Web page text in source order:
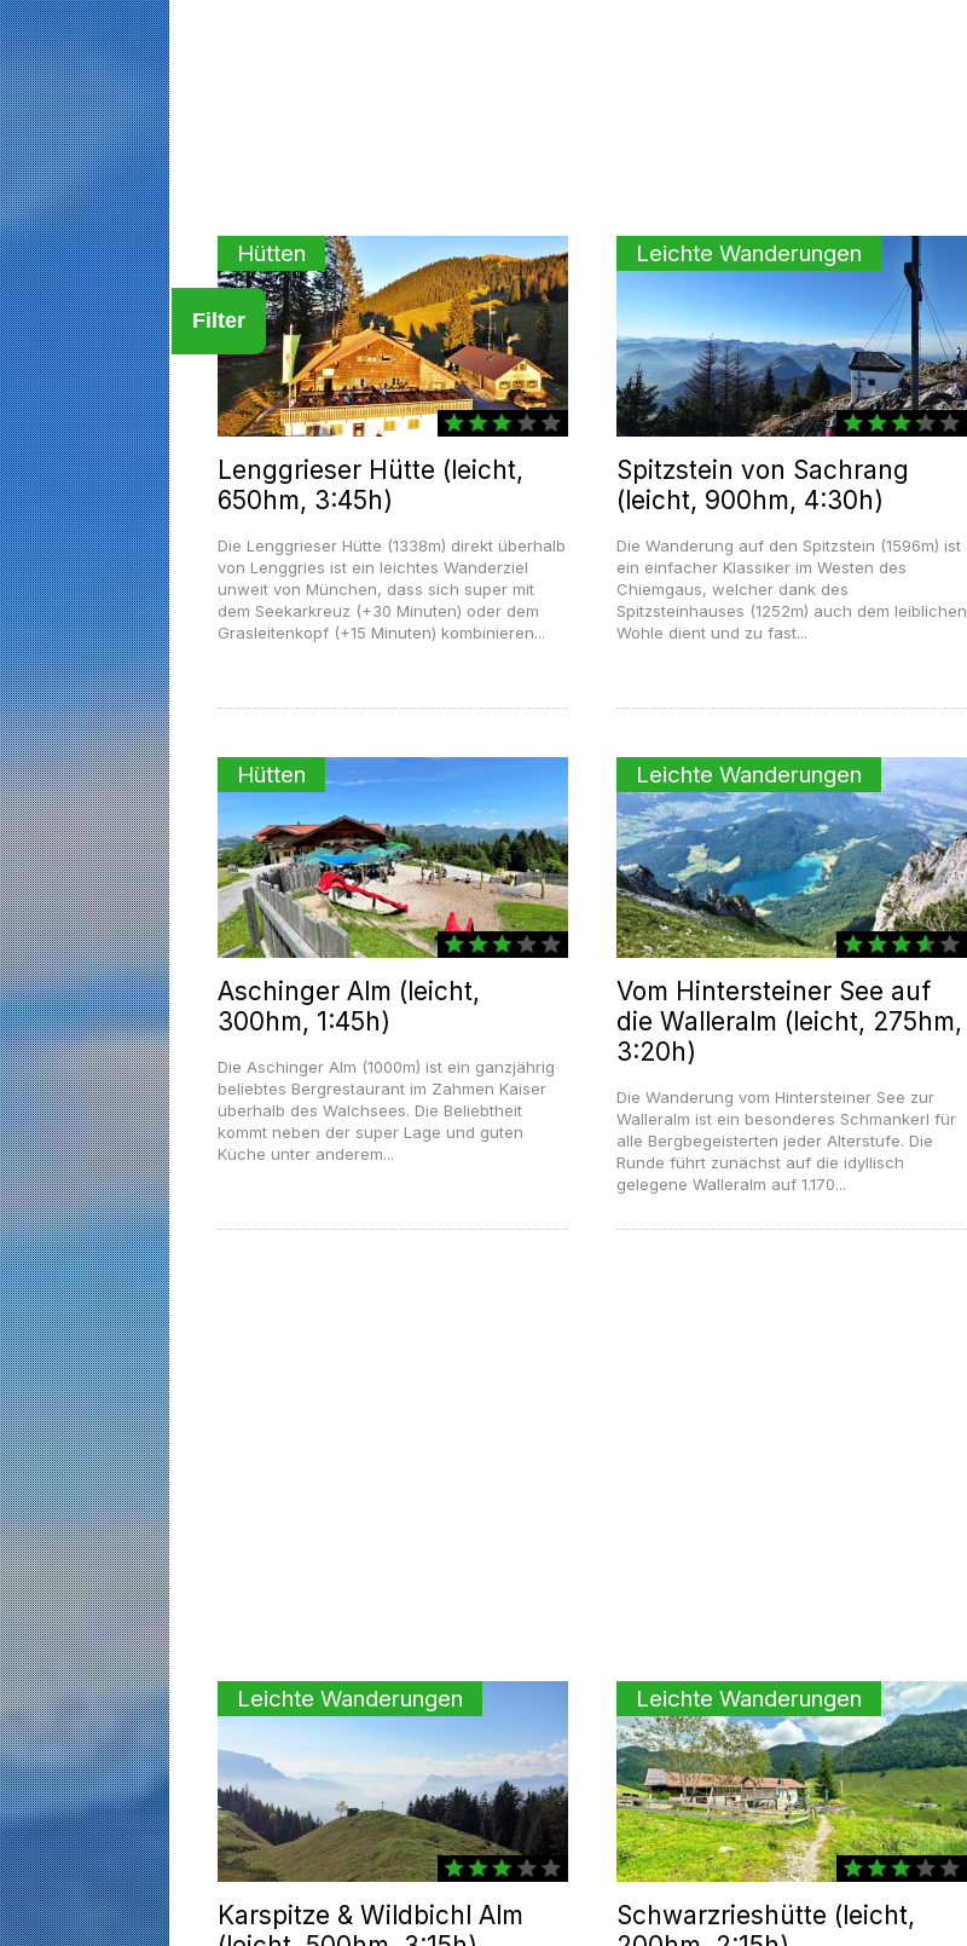
Hütten
Lenggrieser Hütte (leicht,
650hm, 3:45h)
Die Lenggrieser Hütte (1338m) direkt überhalb
von Lenggries ist ein leichtes Wanderziel
unweit von München, dass sich super mit
dem Seekarkreuz (+30 Minuten) oder dem
Grasleitenkopf (+15 Minuten) kombinieren...
Leichte Wanderungen
Spitzstein von Sachrang
(leicht, 900hm, 4:30h)
Die Wanderung auf den Spitzstein (1596m) ist
ein einfacher Klassiker im Westen des
Chiemgaus, welcher dank des
Spitzsteinhauses (1252m) auch dem leiblichen
Wohle dient und zu fast...
Hütten
Aschinger Alm (leicht,
300hm, 1:45h)
Die Aschinger Alm (1000m) ist ein ganzjährig
beliebtes Bergrestaurant im Zahmen Kaiser
überhalb des Walchsees. Die Beliebtheit
kommt neben der super Lage und guten
Küche unter anderem...
Leichte Wanderungen
Vom Hintersteiner See auf
die Walleralm (leicht, 275hm,
3:20h)
Die Wanderung vom Hintersteiner See zur
Walleralm ist ein besonderes Schmankerl für
alle Bergbegeisterten jeder Alterstufe. Die
Runde führt zunächst auf die idyllisch
gelegene Walleralm auf 1.170...
Leichte Wanderungen
Karspitze & Wildbichl Alm
Leichte Wanderungen
Schwarzrieshütte (leicht,
Filter